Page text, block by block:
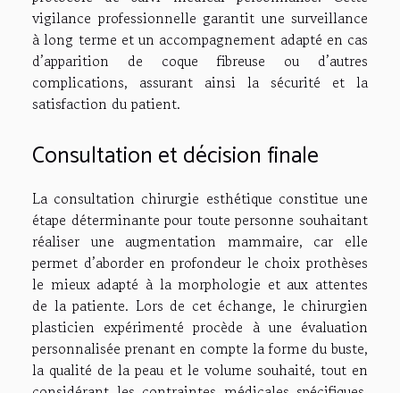
vigilance professionnelle garantit une surveillance
à long terme et un accompagnement adapté en cas
d’apparition de coque fibreuse ou d’autres
complications, assurant ainsi la sécurité et la
satisfaction du patient.
Consultation et décision finale
La consultation chirurgie esthétique constitue une
étape déterminante pour toute personne souhaitant
réaliser une augmentation mammaire, car elle
permet d’aborder en profondeur le choix prothèses
le mieux adapté à la morphologie et aux attentes
de la patiente. Lors de cet échange, le chirurgien
plasticien expérimenté procède à une évaluation
personnalisée prenant en compte la forme du buste,
la qualité de la peau et le volume souhaité, tout en